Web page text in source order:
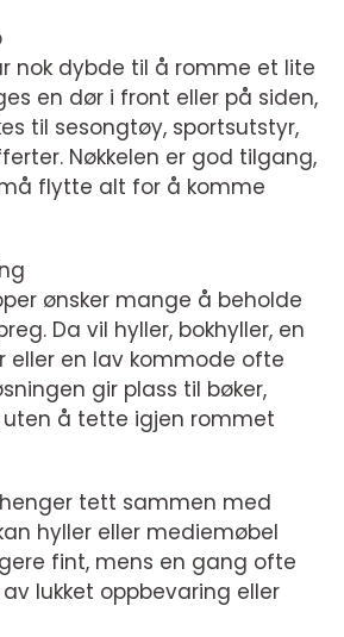
nok dybde til å romme et lite
en dør i front eller på siden,
til sesongtøy, sportsutstyr,
Nøkkelen er god tilgang,
flytte alt for å komme
ønsker mange å beholde
Da vil hyller, bokhyller, en
eller en lav kommode ofte
gir plass til bøker,
uten å tette igjen rommet
tett sammen med
hyller eller mediemøbel
fint, mens en gang ofte
lukket oppbevaring eller